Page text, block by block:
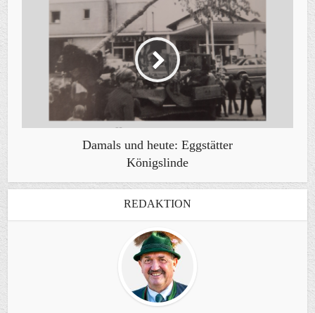
Damals und heute: Eggstätter
Königslinde
REDAKTION